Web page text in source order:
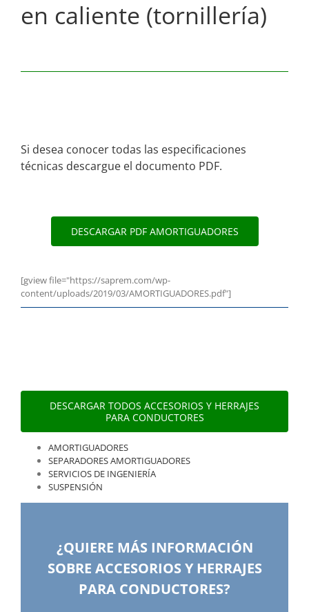
en caliente (tornillería)
Si desea conocer todas las especificaciones
técnicas descargue el documento PDF.
DESCARGAR PDF AMORTIGUADORES
[gview file="https://saprem.com/wp-
content/uploads/2019/03/AMORTIGUADORES.pdf"]
DESCARGAR TODOS ACCESORIOS Y HERRAJES
PARA CONDUCTORES
AMORTIGUADORES
SEPARADORES AMORTIGUADORES
SERVICIOS DE INGENIERÍA
SUSPENSIÓN
¿QUIERE MÁS INFORMACIÓN
SOBRE ACCESORIOS Y HERRAJES
PARA CONDUCTORES?